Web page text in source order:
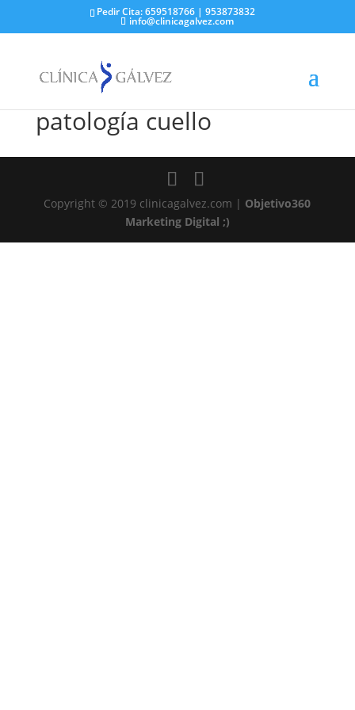
Pedir Cita: 659518766 | 953873832
info@clinicagalvez.com
patología cuello
Copyright © 2019 clinicagalvez.com | Objetivo360
Marketing Digital ;)